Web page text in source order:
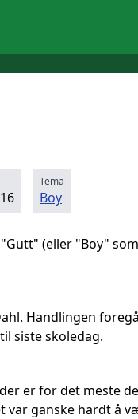
Tema
Boy
(eller "Boy"
Handlingen
siste skoledag.
er for det meste
var ganske hardt å